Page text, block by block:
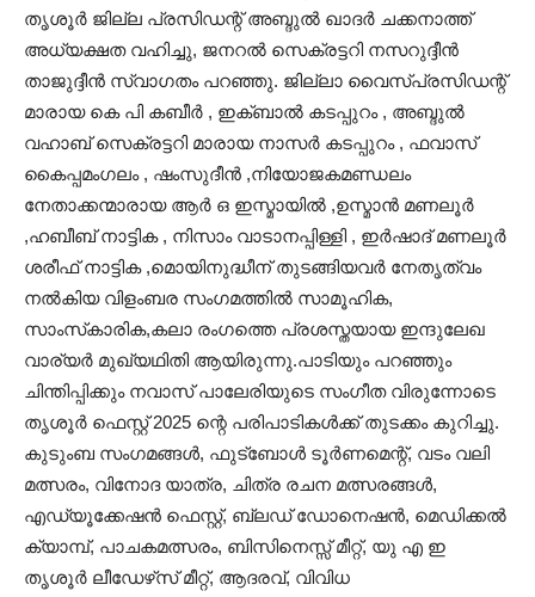
തൃശൂർ ജില്ല പ്രസിഡന്റ്‌ അബ്ദുൽ ഖാദർ ചക്കനാത്ത്
അധ്യക്ഷത വഹിച്ചു, ജനറൽ സെക്രട്ടറി നസറുദ്ദീൻ
താജുദ്ദീൻ സ്വാഗതം പറഞ്ഞു. ജില്ലാ വൈസ്പ്രസിഡന്റ്
മാരായ കെ പി കബീർ , ഇക്ബാൽ കടപ്പുറം , അബ്ദുൽ
വഹാബ് സെക്രട്ടറി മാരായ നാസർ കടപ്പുറം , ഫവാസ്
കൈപ്പമംഗലം , ഷംസുദീൻ ,നിയോജകമണ്ഡലം
നേതാക്കന്മാരായ ആർ ഒ ഇസ്മായിൽ ,ഉസ്മാൻ മണലൂർ
,ഹബീബ് നാട്ടിക , നിസാം വാടാനപ്പിള്ളി , ഇർഷാദ് മണലൂർ
ശരീഫ് നാട്ടിക ,മൊയിനുദ്ധീന് തുടങ്ങിയവർ നേതൃത്വം
നൽകിയ വിളംബര സംഗമത്തിൽ സാമൂഹിക,
സാംസ്‌കാരിക,കലാ രംഗത്തെ പ്രശസ്തയായ ഇന്ദുലേഖ
വാര്യർ മുഖ്യഥിതി ആയിരുന്നു.പാടിയും പറഞ്ഞും
ചിന്തിപ്പിക്കും നവാസ് പാലേരിയുടെ സംഗീത വിരുന്നോടെ
തൃശൂർ ഫെസ്റ്റ് 2025 ന്റെ പരിപാടികൾക്ക് തുടക്കം കുറിച്ചു.
കുടുംബ സംഗമങ്ങൾ, ഫുട്ബോൾ ടൂർണമെന്റ്, വടം വലി
മത്സരം, വിനോദ യാത്ര, ചിത്ര രചന മത്സരങ്ങൾ,
എഡ്യൂക്കേഷൻ ഫെസ്റ്റ്, ബ്ലഡ്‌ ഡോനെഷൻ, മെഡിക്കൽ
ക്യാമ്പ്, പാചകമത്സരം, ബിസിനെസ്സ് മീറ്റ്, യു എ ഇ
തൃശൂർ ലീഡേഴ്‌സ് മീറ്റ്, ആദരവ്, വിവിധ